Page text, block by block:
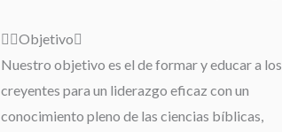
Objetivo
Nuestro objetivo es el de formar y educar a los
creyentes para un liderazgo eficaz con un
conocimiento pleno de las ciencias bíblicas,